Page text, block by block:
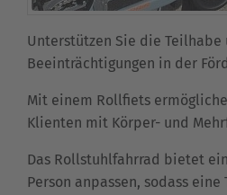
Unterstützen Sie die
Beeinträchtigungen in der
Mit einem Rollfiets
Klienten mit Körper- und
Das Rollstuhlfahrrad bietet
Person anpassen, sodass